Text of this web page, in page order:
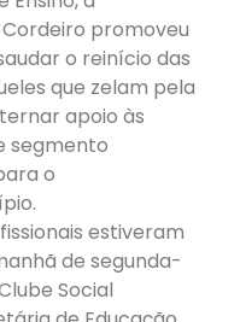
promoveu
o reinício das
que zelam pela
apoio às
segmento
o
estiveram
de segunda-
Social